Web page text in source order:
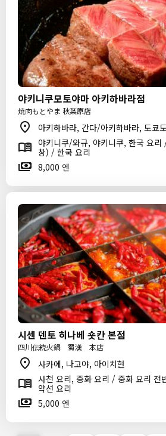
야키니쿠모토야마 아키하바라점
焼肉もとやま 秋葉原店
아키하바라, 간다/아키하바라, 도쿄
야키니쿠/와규, 야키니쿠, 한국 요
창) / 한국 요리
8,000 엔
시센 덴토 히나베 숏칸 본점
四川伝統火鍋 蜀漢 本店
사카에, 나고야, 아이치현
사천 요리, 중화 요리 / 중화 요리 전
약선 요리
5,000 엔